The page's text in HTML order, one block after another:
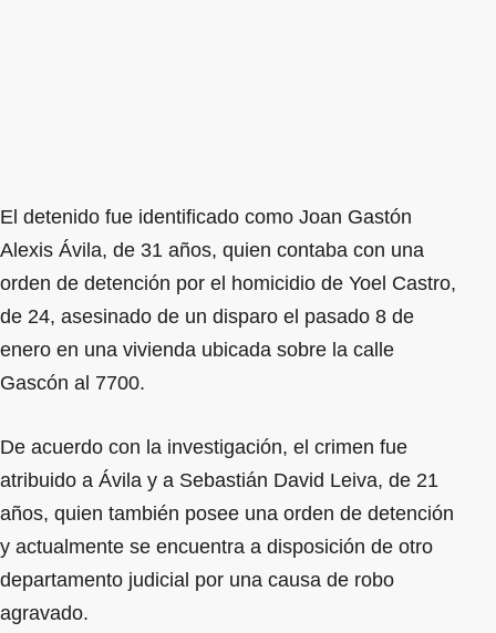
El detenido fue identificado como Joan Gastón
Alexis Ávila, de 31 años, quien contaba con una
orden de detención por el homicidio de Yoel Castro,
de 24, asesinado de un disparo el pasado 8 de
enero en una vivienda ubicada sobre la calle
Gascón al 7700.
De acuerdo con la investigación, el crimen fue
atribuido a Ávila y a Sebastián David Leiva, de 21
años, quien también posee una orden de detención
y actualmente se encuentra a disposición de otro
departamento judicial por una causa de robo
agravado.